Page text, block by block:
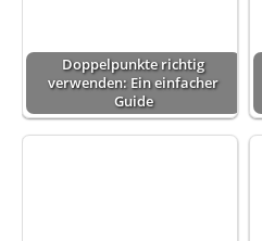
Doppelpunkte richtig
verwenden: Ein einfacher
Guide